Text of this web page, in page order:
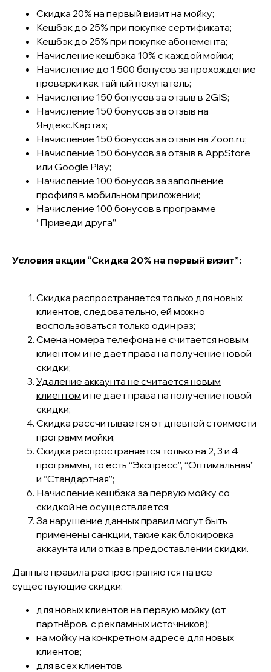
Скидка 20% на первый визит на мойку;
Кешбэк до 25% при покупке сертификата;
Кешбэк до 25% при покупке абонемента;
Начисление кешбэка 10% с каждой мойки;
Начисление до 1 500 бонусов за прохождение
проверки как тайный покупатель;
Начисление 150 бонусов за отзыв в 2GIS;
Начисление 150 бонусов за отзыв на
Яндекс.Картах;
Начисление 150 бонусов за отзыв на Zoon.ru;
Начисление 150 бонусов за отзыв в AppStore
или Google Play;
Начисление 100 бонусов за заполнение
профиля в мобильном приложении;
Начисление 100 бонусов в программе
“Приведи друга”
Условия акции “Скидка 20% на первый визит”:
Скидка распространяется только для новых
клиентов, следовательно, ей можно
воспользоваться только один раз;
Смена номера телефона не считается новым
клиентом и не дает права на получение новой
скидки;
Удаление аккаунта не считается новым
клиентом и не дает права на получение новой
скидки;
Скидка рассчитывается от дневной стоимости
программ мойки;
Скидка распространяется только на 2, 3 и 4
программы, то есть “Экспресс”, “Оптимальная”
и “Стандартная”;
Начисление кешбэка за первую мойку со
скидкой не осуществляется;
За нарушение данных правил могут быть
применены санкции, такие как блокировка
аккаунта или отказ в предоставлении скидки.
Данные правила распространяются на все
существующие скидки:
для новых клиентов на первую мойку (от
партнёров, с рекламных источников);
на мойку на конкретном адресе для новых
клиентов;
для всех клиентов